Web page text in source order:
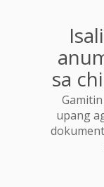
sa
upang